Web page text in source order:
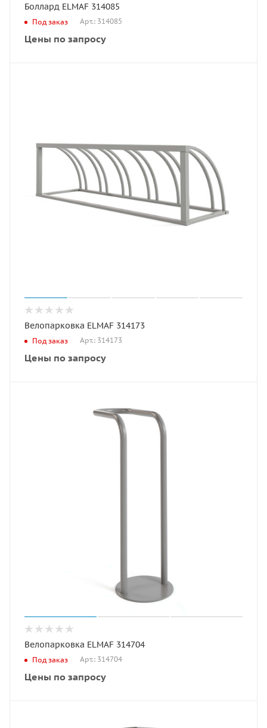
Боллард ELMAF 314085
Под заказ Арт.: 314085
Цены по запросу
Велопарковка ELMAF 314173
Под заказ Арт.: 314173
Цены по запросу
Велопарковка ELMAF 314704
Под заказ Арт.: 314704
Цены по запросу